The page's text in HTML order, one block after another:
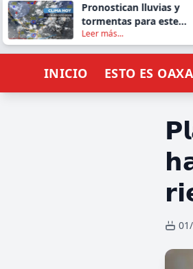
Pronostican lluvias y
tormentas para este
viernes en gran parte de
Oaxaca
Leer más...
INICIO ESTO ES